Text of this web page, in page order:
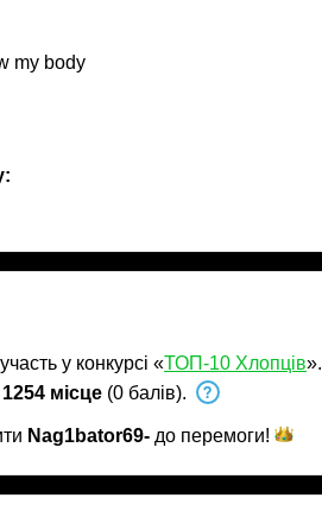
my body
у конкурсі «ТОП-10 Хлопців».
1254 місце (0 балів).
Nag1bator69- до перемоги!